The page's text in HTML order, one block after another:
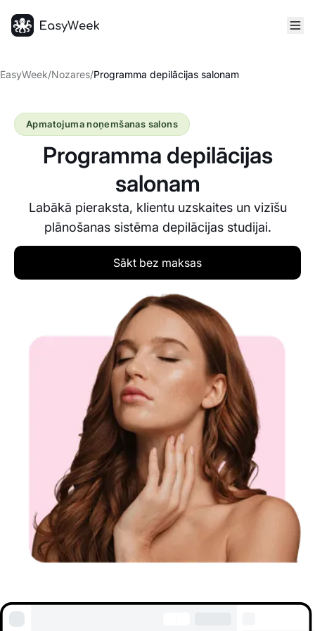
EasyWeek/Nozares/Programma depilācijas salonam
Programma depilācijas
salonam
Labākā pieraksta, klientu uzskaites un vizīšu
plānošanas sistēma depilācijas studijai.
Apmatojuma noņemšanas salons
Sākt bez maksas